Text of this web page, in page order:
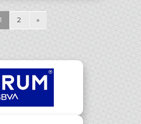
1 2 »